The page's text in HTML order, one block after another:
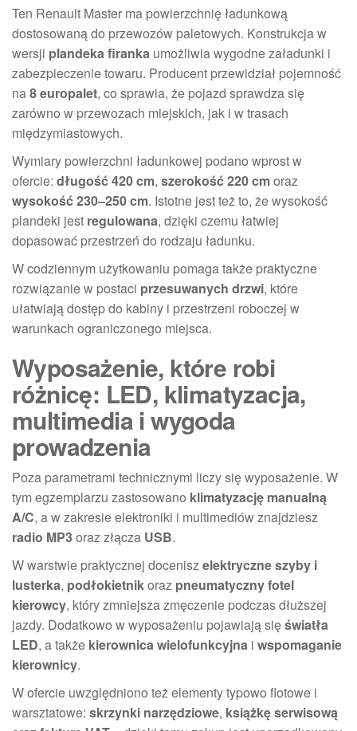
Ten Renault Master ma powierzchnię ładunkową
dostosowaną do przewozów paletowych. Konstrukcja w
wersji plandeka firanka umożliwia wygodne załadunki i
zabezpieczenie towaru. Producent przewidział pojemność
na8 europalet, co sprawia, że pojazd sprawdza się
zarówno w przewozach miejskich, jak i w trasach
międzymiastowych.
Wymiary powierzchni ładunkowej podano wprost w
ofercie: długość 420 cm, szerokość 220 cmoraz
wysokość 230–250 cm. Istotne jest też to, że wysokość
plandeki jest regulowana, dzięki czemu łatwiej
dopasować przestrzeń do rodzaju ładunku.
W codziennym użytkowaniu pomaga także praktyczne
rozwiązanie w postaci przesuwanych drzwi, które
ułatwiają dostęp do kabiny i przestrzeni roboczej w
warunkach ograniczonego miejsca.
Wyposażenie, które robi
różnicę: LED, klimatyzacja,
multimedia i wygoda
prowadzenia
Poza parametrami technicznymi liczy się wyposażenie. W
tym egzemplarzu zastosowano klimatyzację manualną
A/C, a w zakresie elektroniki i multimediów znajdziesz
radio MP3oraz złącza USB.
W warstwie praktycznej doceniszelektryczne szyby i
lusterka, podłokietnikoraz pneumatyczny fotel
kierowcy, który zmniejsza zmęczenie podczas dłuższej
jazdy. Dodatkowo w wyposażeniu pojawiają sięświatła
LED, a także kierownica wielofunkcyjna i wspomaganie
kierownicy.
W ofercie uwzględniono też elementy typowo flotowe i
warsztatowe: skrzynki narzędziowe, książkę serwisową